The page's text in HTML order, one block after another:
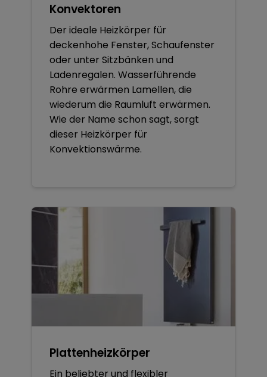
Konvektoren
Der ideale Heizkörper für
deckenhohe Fenster, Schaufenster
oder unter Sitzbänken und
Ladenregalen. Wasserführende
Rohre erwärmen Lamellen, die
wiederum die Raumluft erwärmen.
Wie der Name schon sagt, sorgt
dieser Heizkörper für
Konvektionswärme.
Plattenheizkörper
Ein beliebter und flexibler